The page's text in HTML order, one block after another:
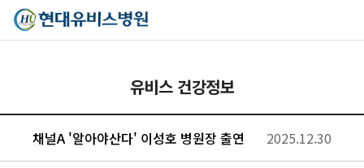
유비스 건강정보
채널A '알아야산다' 이성호 병원장 출연 2025.12.30